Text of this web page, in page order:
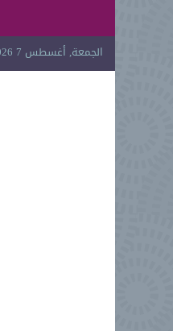
الجمعة, أغسطس 7 2026